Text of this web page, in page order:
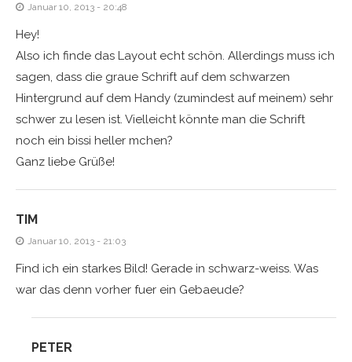
Januar 10, 2013 - 20:48
Hey!
Also ich finde das Layout echt schön. Allerdings muss ich
sagen, dass die graue Schrift auf dem schwarzen
Hintergrund auf dem Handy (zumindest auf meinem) sehr
schwer zu lesen ist. Vielleicht könnte man die Schrift
noch ein bissi heller mchen?
Ganz liebe Grüße!
TIM
Januar 10, 2013 - 21:03
Find ich ein starkes Bild! Gerade in schwarz-weiss. Was
war das denn vorher fuer ein Gebaeude?
PETER